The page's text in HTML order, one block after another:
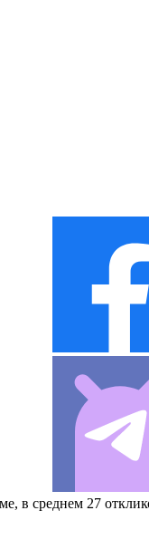
в среднем 27